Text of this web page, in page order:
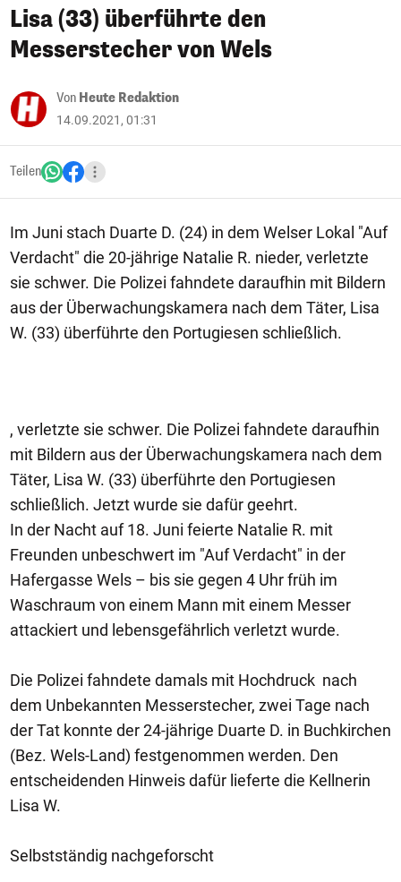
Lisa (33) überführte den
Messerstecher von Wels
Von Heute Redaktion
14.09.2021, 01:31
Teilen
Im Juni stach Duarte D. (24) in dem Welser Lokal "Auf
Verdacht" die 20-jährige Natalie R. nieder, verletzte
sie schwer. Die Polizei fahndete daraufhin mit Bildern
aus der Überwachungskamera nach dem Täter, Lisa
W. (33) überführte den Portugiesen schließlich.
, verletzte sie schwer. Die Polizei fahndete daraufhin
mit Bildern aus der Überwachungskamera nach dem
Täter, Lisa W. (33) überführte den Portugiesen
schließlich. Jetzt wurde sie dafür geehrt.
In der Nacht auf 18. Juni feierte Natalie R. mit
Freunden unbeschwert im "Auf Verdacht" in der
Hafergasse Wels – bis sie gegen 4 Uhr früh im
Waschraum von einem Mann mit einem Messer
attackiert und lebensgefährlich verletzt wurde.
Die Polizei fahndete damals mit Hochdruck nach
dem Unbekannten Messerstecher, zwei Tage nach
der Tat konnte der 24-jährige Duarte D. in Buchkirchen
(Bez. Wels-Land) festgenommen werden. Den
entscheidenden Hinweis dafür lieferte die Kellnerin
Lisa W.
Selbstständig nachgeforscht